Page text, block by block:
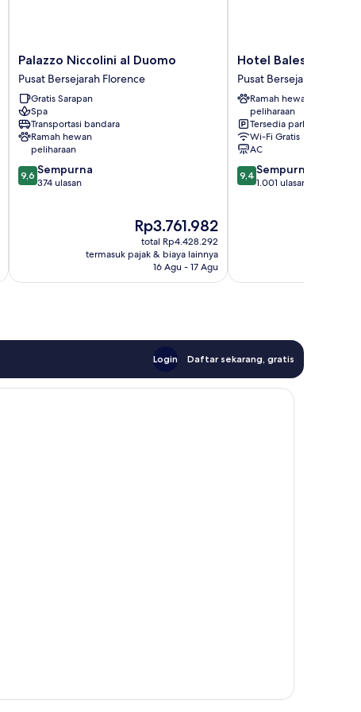
Palazzo
Niccolini
al
Duomo
Pusat
Bersejarah
Florence
Palazzo Niccolini al Duomo
Pusat Bersejarah Florence
Gratis Sarapan
Spa
Transportasi bandara
Ramah hewan
peliharaan
9.6
dari
9,6 Sempurna
374 ulasan
Harga
sekarang
Rp3.761.982
Rp3.761.982
total Rp4.428.292
termasuk pajak & biaya lainnya
16 Agu - 17 Agu
Hotel
Balestri
Pusat
Bersejarah
Florence
Hotel Balestri
Pusat Bersejarah
Ramah hewan
peliharaan
Tersedia parkir
Wi-Fi Gratis
AC
9.4
dari
9,4 Sempurna
1.001 ulasan
Login Daftar sekarang, gratis